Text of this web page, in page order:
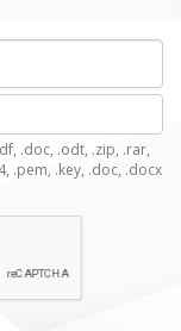
.doc, .odt, .zip, .rar,
.pem, .key, .doc, .docx